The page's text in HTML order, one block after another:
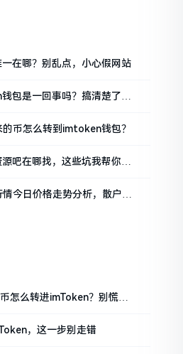
在哪？别乱点，小心假网站
包是一回事吗？搞清楚了再
币怎么转到imtoken钱包？
吧在哪找，这些坑我帮你趟
今日价格走势分析，散户如
怎么转进imToken？别慌，
，这一步别走错